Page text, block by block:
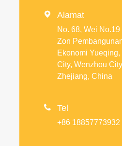
 Alamat
No. 68, Wei No.19
Zon
Ekonomi Yueqing,
City, Wenzhou
Zhejiang, China
 Tel
+86 18857773932